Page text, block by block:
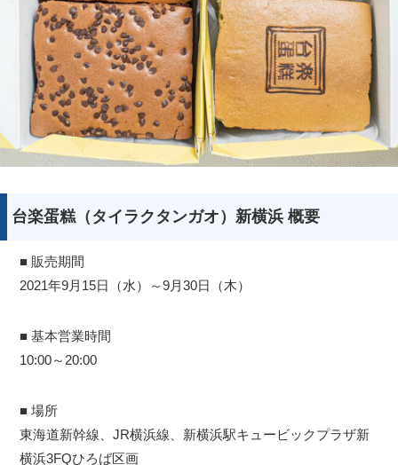
台楽蛋糕（タイラクタンガオ）新横浜 概要
■ 販売期間
2021年9月15日（水）～9月30日（木）
■ 基本営業時間
10:00～20:00
■ 場所
東海道新幹線、JR横浜線、新横浜駅キュービックプラザ新
横浜3FQひろば区画